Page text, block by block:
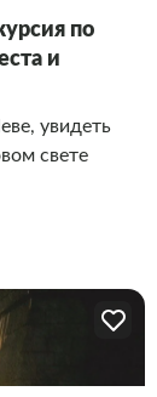
по
и
увидеть
свете